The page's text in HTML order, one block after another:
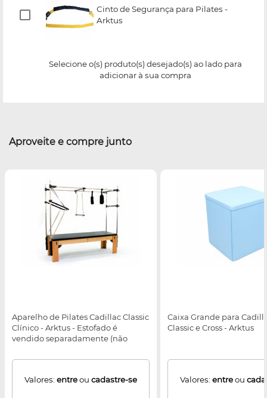
Cinto de Segurança para Pilates -
Arktus
Selecione o(s) produto(s) desejado(s) ao lado para
adicionar à sua compra
Aproveite e compre junto
Aparelho de Pilates Cadillac Classic
Clínico - Arktus - Estofado é
vendido separadamente (não
Valores: entreou cadastre-se
Caixa Grande para
Classic e Cross - Arktus
Valores: entreou